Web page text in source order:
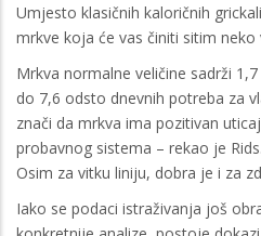
Umjesto klasičnih kaloričnih
mrkve koja će vas činiti sitim neko
Mrkva normalne veličine sadrži
do 7,6 odsto dnevnih potreba za
znači da mrkva ima pozitivan
probavnog sistema – rekao je Rids.
Osim za vitku liniju, dobra je i za
Iako se podaci istraživanja još